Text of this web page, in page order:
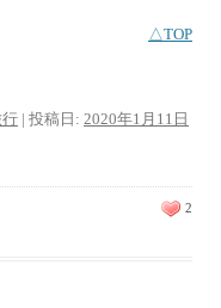
△TOP
| 投稿日: 2020年1月11日
2